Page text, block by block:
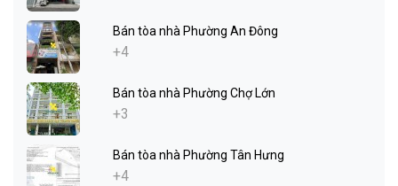
Bán tòa nhà Phường An Đông
+4
Bán tòa nhà Phường Chợ Lớn
+3
Bán tòa nhà Phường Tân Hưng
+4